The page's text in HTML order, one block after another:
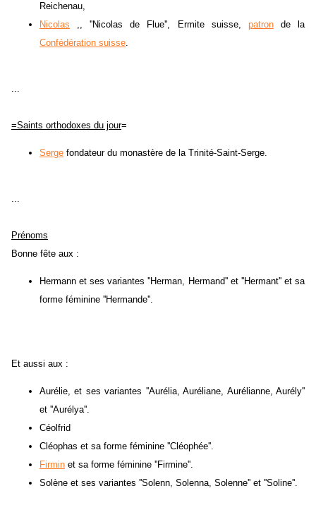
Reichenau,
Nicolas ,, ''Nicolas de Flue'', Ermite suisse, patronde la
Confédération suisse.
...
=Saints orthodoxes du jour=
Serge fondateur du monastère de la Trinité-Saint-Serge.
...
Prénoms
Bonne fête aux :
Hermann et ses variantes ''Herman, Hermand'' et ''Hermant'' et sa
forme féminine ''Hermande''.
Et aussi aux :
Aurélie, et ses variantes ''Aurélia, Auréliane, Aurélianne, Aurély''
et ''Aurélya''.
Céolfrid
Cléophas et sa forme féminine ''Cléophée''.
Firmin et sa forme féminine ''Firmine''.
Solène et ses variantes ''Solenn, Solenna, Solenne'' et ''Soline''.